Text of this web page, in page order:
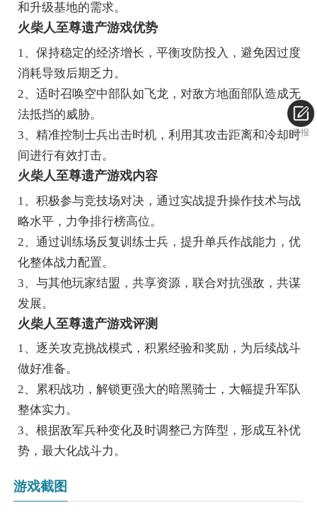
和升级基地的需求。
火柴人至尊遗产游戏优势
1、保持稳定的经济增长，平衡攻防投入，避免因过度
消耗导致后期乏力。
2、适时召唤空中部队如飞龙，对敌方地面部队造成无
法抵挡的威胁。
3、精准控制士兵出击时机，利用其攻击距离和冷却时
间进行有效打击。
火柴人至尊遗产游戏内容
1、积极参与竞技场对决，通过实战提升操作技术与战
略水平，力争排行榜高位。
2、通过训练场反复训练士兵，提升单兵作战能力，优
化整体战力配置。
3、与其他玩家结盟，共享资源，联合对抗强敌，共谋
发展。
火柴人至尊遗产游戏评测
1、逐关攻克挑战模式，积累经验和奖励，为后续战斗
做好准备。
2、累积战功，解锁更强大的暗黑骑士，大幅提升军队
整体实力。
3、根据敌军兵种变化及时调整己方阵型，形成互补优
势，最大化战斗力。
游戏截图
举报